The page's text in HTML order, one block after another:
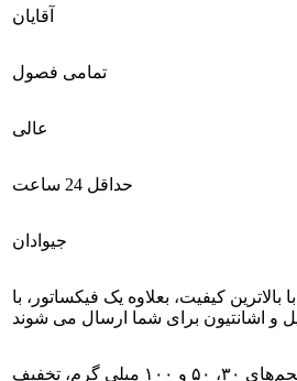
آقایان
تمامی فصول
عالی
حداقل 24 ساعت
جیوادان
بالاترین کیفیت، بعلاوه یک فیکساتور، با
و اشانتیون برای شما ارسال می شوند
با خرید اسانس در حجم‌های ۳۰، ۵۰ و ۱۰۰ میلی گرم، تخفیف